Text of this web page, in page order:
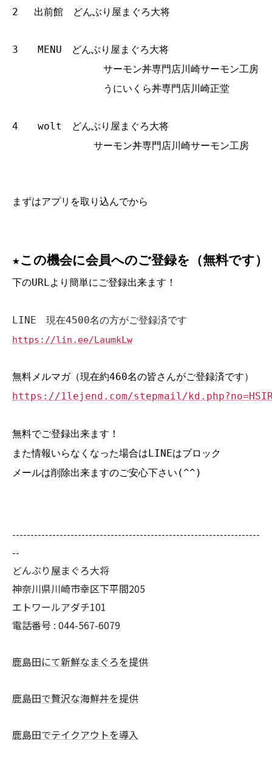
2 出前館 どんぶり屋まぐろ大将
3 MENU どんぶり屋まぐろ大将
サーモン丼専門店川崎サーモン工房
うにいくら丼専門店川崎正堂
4 wolt どんぶり屋まぐろ大将
サーモン丼専門店川崎サーモン工房
まずはアプリを取り込んでから
★この機会に会員へのご登録を（無料です）
下のURLより簡単にご登録出来ます！
LINE 現在4500名の方がご登録済です
https://lin.ee/LaumkLw
無料メルマガ（現在約460名の皆さんがご登録済です）
https://1lejend.com/stepmail/
無料でご登録出来ます！
また情報いらなくなった場合はLINEはブロック
メールは削除出来ますのご安心下さい(^^)
--------------------------------------------------------------------
--
どんぶり屋まぐろ大将
神奈川県川崎市幸区下平間205
エトワールアダチ101
電話番号 : 044-567-6079
鹿島田にて新鮮なまぐろを提供
鹿島田で贅沢な海鮮丼を提供
鹿島田でテイクアウトを導入